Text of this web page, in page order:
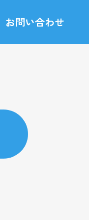
お問い合わせ